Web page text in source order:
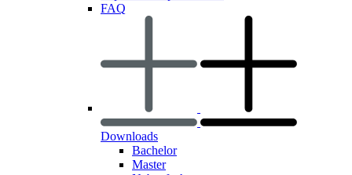
FAQ
Downloads
Bachelor
Master